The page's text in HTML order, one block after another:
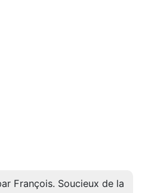
François. Soucieux de la